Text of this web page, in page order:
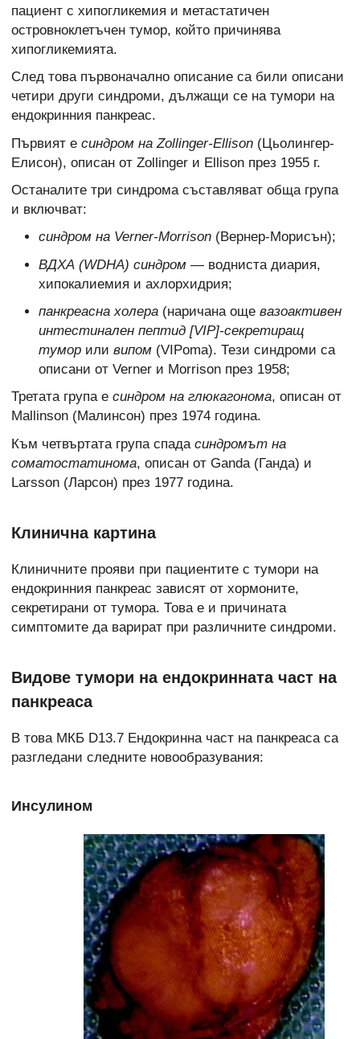
пациент с хипогликемия и метастатичен
островноклетъчен тумор, който причинява
хипогликемията.
След това първоначално описание са били описани
четири други синдроми, дължащи се на тумори на
ендокринния панкреас.
Първият е синдром на Zollinger-Ellison (Цьолингер-
Елисон), описан от Zollinger и Ellison през 1955 г.
Останалите три синдрома съставляват обща група
и включват:
синдром на Verner-Morrison(Вернер-Морисън);
ВДХА (WDHA) синдром— водниста диария,
хипокалиемия и ахлорхидрия;
панкреасна холера(наричана още вазоактивен
интестинален пептид [VIP]-секретиращ
туморили випом(VIPoma). Тези синдроми са
описани от Verner и Morrison през 1958;
Третата група е синдром на глюкагонома, описан от
Mallinson (Малинсон) през 1974 година.
Към четвъртата група спада синдромът на
соматостатинома, описан от Ganda (Ганда) и
Larsson (Ларсон) през 1977 година.
Клинична картина
Клиничните прояви при пациентите с тумори на
ендокринния панкреас зависят от хормоните,
секретирани от тумора. Това е и причината
симптомите да варират при различните синдроми.
Видове тумори на ендокринната част на
панкреаса
В това МКБ D13.7 Ендокринна част на панкреаса са
разгледани следните новообразувания:
Инсулином